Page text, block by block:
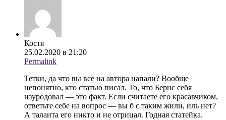
Костя
25.02.2020 в 21:20
Permalink
Тетки, да что вы все на автора напали? Вообще
непонятно, кто статью писал. То, что Бернс себя
изуродовал — это факт. Если считаете его красавчиком,
ответьте себе на вопрос — вы б с таким жили, иль нет?
А таланта его никто и не отрицал. Годная статейка.